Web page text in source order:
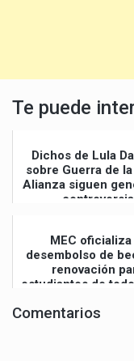
Te puede
Dichos de Lula
sobre Guerra de
Alianza siguen
controversia
MEC
desembolso de
renovación
estudiantes de
Comentarios